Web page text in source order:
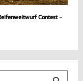
Contest –